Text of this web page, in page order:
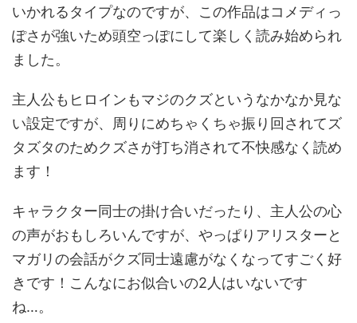
いかれるタイプなのですが、この作品はコメディっ
ぽさが強いため頭空っぽにして楽しく読み始められ
ました。
主人公もヒロインもマジのクズというなかなか見な
い設定ですが、周りにめちゃくちゃ振り回されてズ
タズタのためクズさが打ち消されて不快感なく読め
ます！
キャラクター同士の掛け合いだったり、主人公の心
の声がおもしろいんですが、やっぱりアリスターと
マガリの会話がクズ同士遠慮がなくなってすごく好
きです！こんなにお似合いの2人はいないです
ね…。